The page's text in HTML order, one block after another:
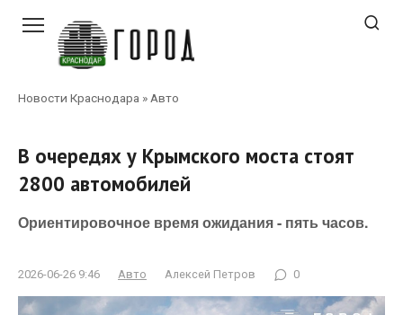
контенту
Новости Краснодара » Авто
В очередях у Крымского моста стоят
2800 автомобилей
Ориентировочное время ожидания - пять часов.
2026-06-26 9:46 Авто Алексей Петров 0